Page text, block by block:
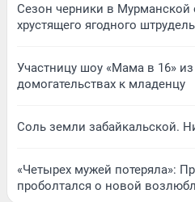
Сезон черники в Мурманской
хрустящего ягодного
Участницу шоу «Мама в 16»
домогательствах к младенцу
Соль земли забайкальской.
«Четырех мужей потеряла»:
проболтался о новой